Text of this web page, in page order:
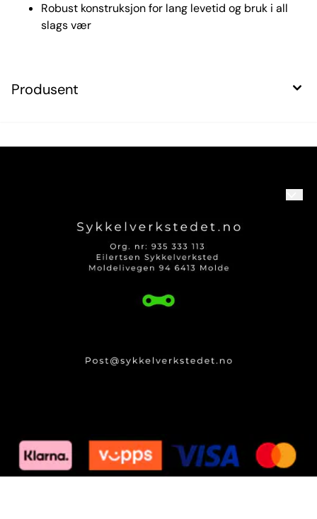
Robust konstruksjon for lang levetid og bruk i all
slags vær
Produsent